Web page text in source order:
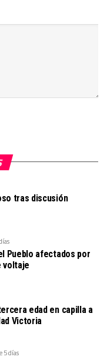
tras discusión
Pueblo afectados por
voltaje
edad en capilla a
Victoria
5 días